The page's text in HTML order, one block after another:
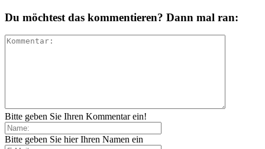
Du möchtest das kommentieren? Dann mal ran:
Bitte geben Sie Ihren Kommentar ein!
Bitte geben Sie hier Ihren Namen ein